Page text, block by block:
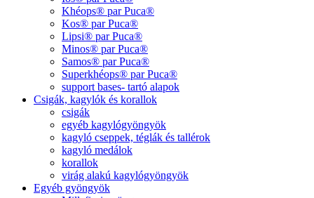
Khéops® par Puca®
Kos® par Puca®
Lipsi® par Puca®
Minos® par Puca®
Samos® par Puca®
Superkhéops® par Puca®
support bases- tartó alapok
Csigák, kagylók és korallok
csigák
egyéb kagylógyöngyök
kagyló cseppek, téglák és tallérok
kagyló medálok
korallok
virág alakú kagylógyöngyök
Egyéb gyöngyök